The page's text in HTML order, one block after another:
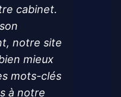
cabinet.
notre site
mieux
mots-clés
à notre